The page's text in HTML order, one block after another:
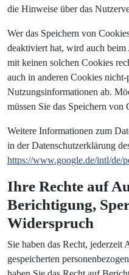
die Hinweise über das
Wer das Speichern von
deaktiviert hat, wird auch
mit keinen solchen Cookies
auch in anderen Cookies nicht-
Nutzungsinformationen ab.
müssen Sie das Speichern
Weitere Informationen zum
in der Datenschutzerklärung
https://www.google.de/intl/de/
Ihre Rechte auf
Berichtigung,
Widerspruch
Sie haben das Recht, jederzeit
gespeicherten